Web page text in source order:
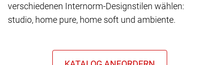
verschiedenen Internorm-Designstilen wählen:
studio, home pure, home soft und ambiente.